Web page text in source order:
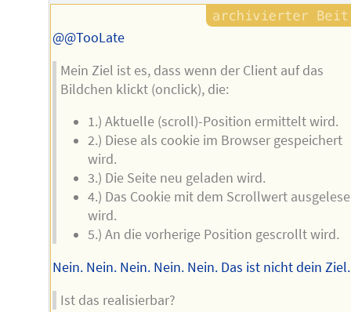
@@TooLate
Mein Ziel ist es, dass wenn der Client auf das
Bildchen klickt (onclick), die:
1.) Aktuelle (scroll)-Position ermittelt wird.
2.) Diese als cookie im Browser gespeichert
wird.
3.) Die Seite neu geladen wird.
4.) Das Cookie mit dem Scrollwert
wird.
5.) An die vorherige Position gescrollt wird.
Nein. Nein. Nein. Nein. Nein. Das ist nicht dein Ziel.
Ist das realisierbar?